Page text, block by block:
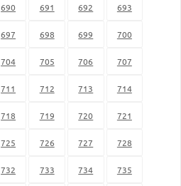
690 691 692 693
697 698 699 700
704 705 706 707
711 712 713 714
718 719 720 721
725 726 727 728
732 733 734 735